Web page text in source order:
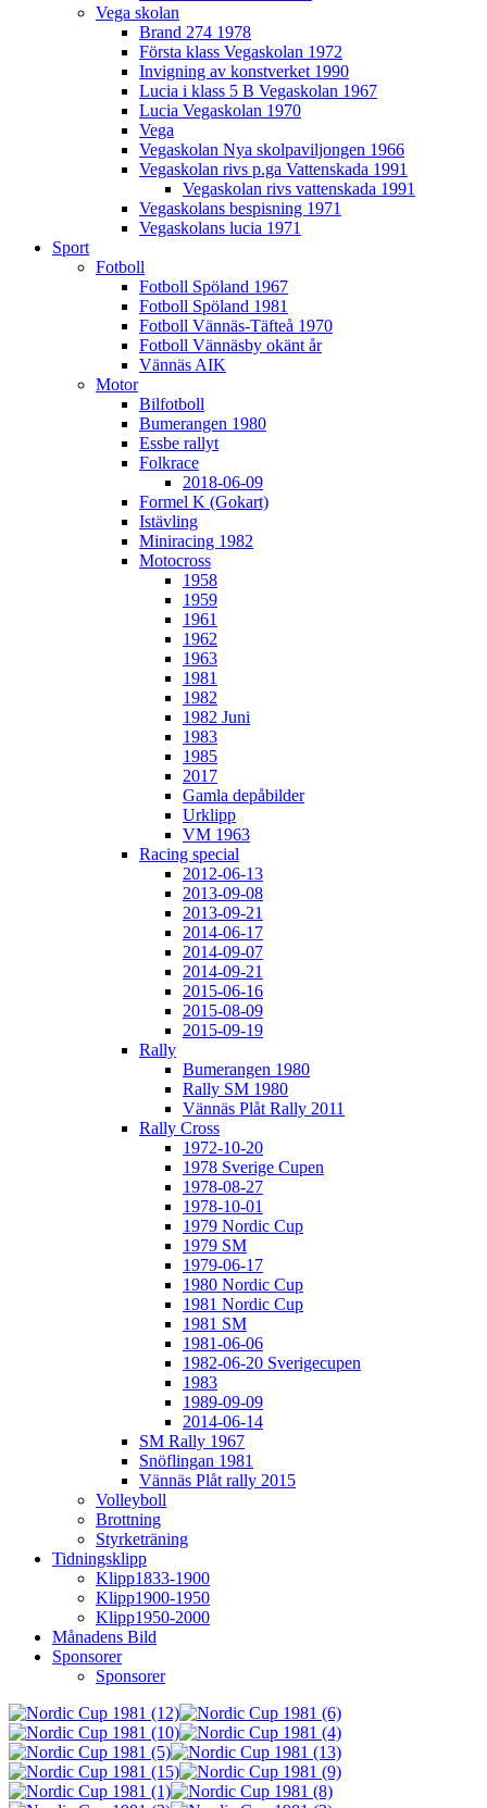
Vega skolan
Brand 274 1978
Första klass Vegaskolan 1972
Invigning av konstverket 1990
Lucia i klass 5 B Vegaskolan 1967
Lucia Vegaskolan 1970
Vega
Vegaskolan Nya skolpaviljongen 1966
Vegaskolan rivs p.ga Vattenskada 1991
Vegaskolan rivs vattenskada 1991
Vegaskolans bespisning 1971
Vegaskolans lucia 1971
Sport
Fotboll
Fotboll Spöland 1967
Fotboll Spöland 1981
Fotboll Vännäs-Täfteå 1970
Fotboll Vännäsby okänt år
Vännäs AIK
Motor
Bilfotboll
Bumerangen 1980
Essbe rallyt
Folkrace
2018-06-09
Formel K (Gokart)
Istävling
Miniracing 1982
Motocross
1958
1959
1961
1962
1963
1981
1982
1982 Juni
1983
1985
2017
Gamla depåbilder
Urklipp
VM 1963
Racing special
2012-06-13
2013-09-08
2013-09-21
2014-06-17
2014-09-07
2014-09-21
2015-06-16
2015-08-09
2015-09-19
Rally
Bumerangen 1980
Rally SM 1980
Vännäs Plåt Rally 2011
Rally Cross
1972-10-20
1978 Sverige Cupen
1978-08-27
1978-10-01
1979 Nordic Cup
1979 SM
1979-06-17
1980 Nordic Cup
1981 Nordic Cup
1981 SM
1981-06-06
1982-06-20 Sverigecupen
1983
1989-09-09
2014-06-14
SM Rally 1967
Snöflingan 1981
Vännäs Plåt rally 2015
Volleyboll
Brottning
Styrketräning
Tidningsklipp
Klipp1833-1900
Klipp1900-1950
Klipp1950-2000
Månadens Bild
Sponsorer
Sponsorer